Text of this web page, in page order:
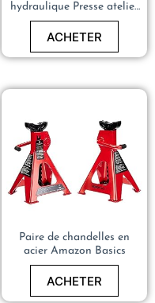
hydraulique Presse atelier
Presse cadre Force de
pressage de 20 Tonnes
ACHETER
Paire de chandelles en
acier Amazon Basics
ACHETER